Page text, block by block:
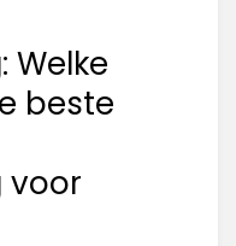
Welke
beste
voor